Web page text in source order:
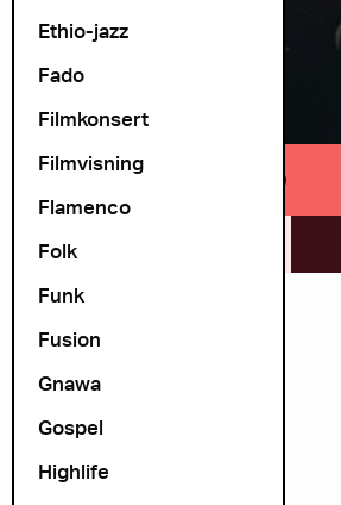
Ethio-jazz
Fado
Filmkonsert
Filmvisning
Flamenco
Folk
Funk
Fusion
Gnawa
Gospel
Highlife
ULD